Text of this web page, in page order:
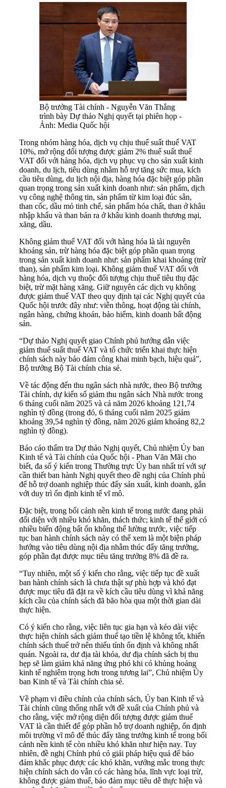
Bộ trưởng Tài chính - Nguyễn Văn Thắng
trình bày Dự thảo Nghị quyết tại phiên họp -
Ảnh: Media Quốc hội
Trong nhóm hàng hóa, dịch vụ chịu thuế suất thuế VAT
10%, mở rộng đối tượng được giảm 2% thuế suất thuế
VAT đối với hàng hóa, dịch vụ phục vụ cho sản xuất kinh
doanh, du lịch, tiêu dùng nhằm hỗ trợ tăng sức mua, kích
cầu tiêu dùng, du lịch nội địa, hàng hóa đặc biệt góp phần
quan trọng trong sản xuất kinh doanh như: sản phẩm, dịch
vụ công nghệ thông tin, sản phẩm từ kim loại đúc sẵn,
than cốc, dầu mỏ tinh chế, sản phẩm hóa chất, than ở khâu
nhập khẩu và than bán ra ở khâu kinh doanh thương mại,
xăng, dầu.
Không giảm thuế VAT đối với hàng hóa là tài nguyên
khoáng sản, trừ hàng hóa đặc biệt góp phần quan trọng
trong sản xuất kinh doanh như: sản phẩm khai khoáng (trừ
than), sản phẩm kim loại. Không giảm thuế VAT đối với
hàng hóa, dịch vụ thuộc đối tượng chịu thuế tiêu thụ đặc
biệt, trừ mặt hàng xăng. Giữ nguyên các dịch vụ không
được giảm thuế VAT theo quy định tại các Nghị quyết của
Quốc hội trước đây như: viễn thông, hoạt động tài chính,
ngân hàng, chứng khoán, bảo hiểm, kinh doanh bất động
sản.
“Dự thảo Nghị quyết giao Chính phủ hướng dẫn việc
giảm thuế suất thuế VAT và tổ chức triển khai thực hiện
chính sách này bảo đảm công khai minh bạch, hiệu quả”,
Bộ trưởng Bộ Tài chính chia sẻ.
Về tác động đến thu ngân sách nhà nước, theo Bộ trưởng
Tài chính, dự kiến số giảm thu ngân sách Nhà nước trong
6 tháng cuối năm 2025 và cả năm 2026 khoảng 121,74
nghìn tỷ đồng (trong đó, 6 tháng cuối năm 2025 giảm
khoảng 39,54 nghìn tỷ đồng, năm 2026 giảm khoảng 82,2
nghìn tỷ đồng).
Báo cáo thẩm tra Dự thảo Nghị quyết, Chủ nhiệm Ủy ban
Kinh tế và Tài chính của Quốc hội - Phan Văn Mãi cho
biết, đa số ý kiến trong Thường trực Ủy ban nhất trí với sự
cần thiết ban hành Nghị quyết theo đề nghị của Chính phủ
để hỗ trợ doanh nghiệp thúc đẩy sản xuất, kinh doanh, gắn
với duy trì ổn định kinh tế vĩ mô.
Đặc biệt, trong bối cảnh nền kinh tế trong nước đang phải
đối diện với nhiều khó khăn, thách thức; kinh tế thế giới có
nhiều biến động bất ổn không thể lường trước, việc tiếp
tục ban hành chính sách này có thể xem là một biện pháp
hướng vào tiêu dùng nội địa nhằm thúc đẩy tăng trưởng,
góp phần đạt được mục tiêu tăng trưởng 8% đã đề ra.
“Tuy nhiên, một số ý kiến cho rằng, việc tiếp tục đề xuất
ban hành chính sách là chưa thật sự phù hợp và khó đạt
được mục tiêu đã đặt ra về kích cầu tiêu dùng vì khả năng
kích cầu của chính sách đã bão hòa qua một thời gian dài
thực hiện.
Có ý kiến cho rằng, việc liên tục gia hạn và kéo dài việc
thực hiện chính sách giảm thuế tạo tiền lệ không tốt, khiến
chính sách thuế trở nên thiếu tính ổn định và không nhất
quán. Ngoài ra, dư địa tài khóa, dư địa chính sách bị thu
hẹp sẽ làm giảm khả năng ứng phó khi có khủng hoảng
kinh tế nghiêm trọng hơn trong tương lai”, Chủ nhiệm Ủy
ban Kinh tế và Tài chính chia sẻ.
Về phạm vi điều chỉnh của chính sách, Ủy ban Kinh tế và
Tài chính cũng thống nhất với đề xuất của Chính phủ và
cho rằng, việc mở rộng diện đối tượng được giảm thuế
VAT là cần thiết để góp phần hỗ trợ doanh nghiệp, ổn định
môi trường vĩ mô để thúc đẩy tăng trưởng kinh tế trong bối
cảnh nền kinh tế còn nhiều khó khăn như hiện nay. Tuy
nhiên, đề nghị Chính phủ có giải pháp hiệu quả để bảo
đảm khắc phục được các khó khăn, vướng mắc trong thực
hiện chính sách do vẫn có các hàng hóa, lĩnh vực loại trừ,
không được giảm thuế, bảo đảm mục tiêu dễ thực hiện và